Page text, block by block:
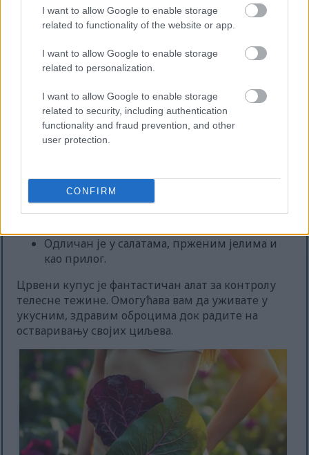
I want to allow Google to enable storage
related to functionality of the website or app.
I want to allow Google to enable storage
related to personalization.
I want to allow Google to enable storage
related to security, including authentication
functionality and fraud prevention, and other
user protection.
CONFIRM
калорија, али је богат влакнима, што вам помаже
да се осећате сити. Због тога је паметан избор за
Додавање црвеног купуса у оброке може
витамине и минерале. Ево неколико разлога
зашто је црвени купус добар за контролу
телесне тежине:
Богато влакнима, што помаже варењу и
одржава вас ситим.
Пуно хранљивих материја, али мало
Одличан је у салатама, прженим јелима и
као прилог.
Црвени купус је фантастичан алат за контролу
телесне тежине. Омогућава вам да уживате у
укусним, здравим оброцима док радите на
остваривању својих циљева.